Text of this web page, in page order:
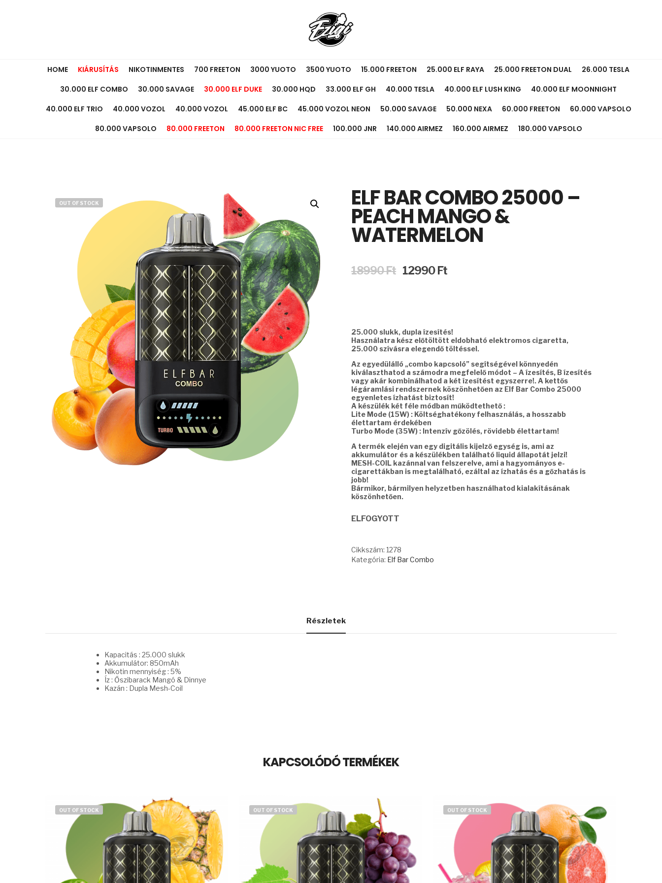
HOME KIÁRUSÍTÁS NIKOTINMENTES 700 FREETON 3000 YUOTO 3500 YUOTO 15.000 FREETON 25.000 ELF RAYA 25.000 FREETON DUAL
26.000 TESLA
30.000 ELF COMBO
30.000 SAVAGE 30.000 ELF DUKE 30.000 HQD 33.000 ELF GH 40.000 TESLA 40.000 ELF LUSH KING
40.000 ELF MOONNIGHT
40.000 ELF TRIO
40.000 VOZOL 40.000 VOZOL 45.000 ELF BC 45.000 VOZOL NEON 50.000 SAVAGE 50.000 NEXA 60.000 FREETON
60.000 VAPSOLO
80.000 VAPSOLO
80.000 FREETON 80.000 FREETON NIC FREE 100.000 JNR 140.000 AIRMEZ 160.000 AIRMEZ 180.000 VAPSOLO
OUT OF STOCK ELF BAR COMBO 25000 –
PEACH MANGO &
WATERMELON
18990Ft
Original
12990 FtCurrent
25.000 slukk, dupla ízesítés!
Használatra kész előtöltött eldobható elektromos cigaretta,
25.000 szívásra elegendő töltéssel.
Az egyedülálló „combo kapcsoló” segítségével könnyedén
kiválaszthatod a számodra megfelelő módot – A ízesítés, B ízesítés
vagy akár kombinálhatod a két ízesítést egyszerre!. A kettős
légáramlási rendszernek köszönhetően az Elf Bar Combo 25000
egyenletes ízhatást biztosít!
A készülék két féle módban működtethető :
Lite Mode (15W) : Költséghatékony felhasználás, a hosszabb
élettartam érdekében
Turbo Mode (35W) : Intenzív gőzölés, rövidebb élettartam!
A termék elején van egy digitális kijelző egység is, ami az
akkumulátor és a készülékben található liquid állapotát jelzi!
MESH-COIL kazánnal van felszerelve, ami a hagyományos e-
cigarettákban is megtalálható, ezáltal az ízhatás és a gőzhatás is
jobb!
Bármikor, bármilyen helyzetben használhatod kialakításának
köszönhetően.
ELFOGYOTT
Cikkszám:1278
Kategória: Elf Bar Combo
Részletek
Kapacitás : 25.000 slukk
Akkumulátor: 850mAh
Nikotin mennyiség : 5%
Íz : Őszibarack Mangó & Dinnye
Kazán : Dupla Mesh-Coil
KAPCSOLÓDÓ TERMÉKEK
OUT OF STOCK OUT OF STOCK OUT OF STOCK